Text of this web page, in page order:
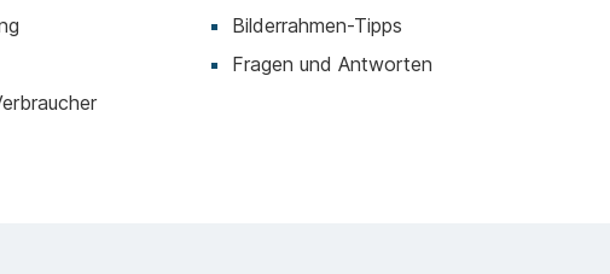
Bilderrahmen-Tipps
Fragen und Antworten